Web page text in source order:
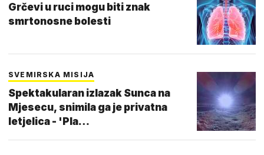
Grčevi u ruci mogu biti znak
smrtonosne bolesti
SVEMIRSKA MISIJA
Spektakularan izlazak Sunca na
Mjesecu, snimila ga je privatna
letjelica - 'Pla…